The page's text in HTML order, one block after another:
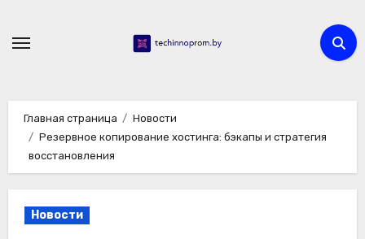
Главная страница
Новости
Резервное копирование хостинга: бэкапы и стратегия
восстановления
Новости